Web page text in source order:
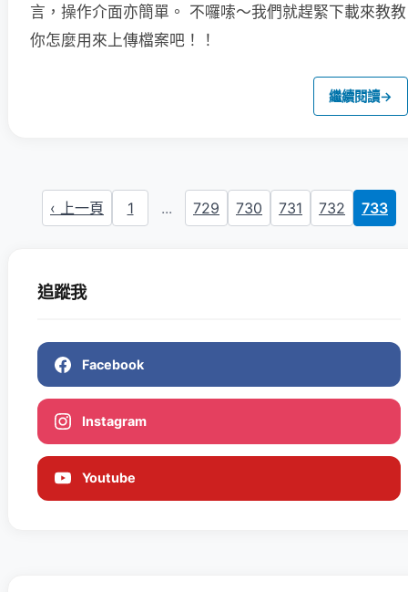
言，操作介面亦簡單。
不囉嗦～我們就趕緊下載來教教
你怎麼用來上傳檔案吧！！
繼續閱讀→
‹ 上一頁 1 ... 729 730 731 732 733
追蹤我
Facebook
Instagram
Youtube